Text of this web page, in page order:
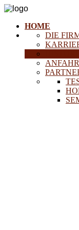
HOME
DIE